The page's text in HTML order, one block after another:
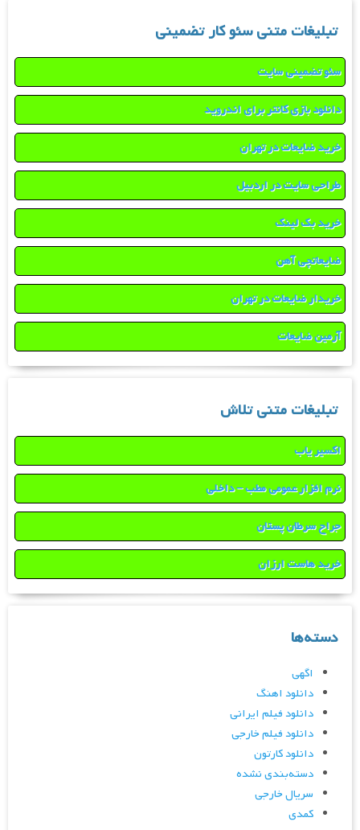
تبلیغات متنی سئو کار تضمینی
سئو تضمینی سایت
دانلود بازی کانتر برای اندروید
خرید ضایعات در تهران
طراحی سایت در اردبیل
خرید بک لینک
ضایعاتچی آهن
خریدار ضایعات در تهران
آرمین ضایعات
تبلیغات متنی تلاش
اکسیر یاب
نرم افزار عمومی مطب – داخلی
جراح سرطان پستان
خرید هاست ارزان
دسته‌ها
اگهی
دانلود اهنگ
دانلود فیلم ایرانی
دانلود فیلم خارجی
دانلود کارتون
دسته‌بندی نشده
سریال خارجی
کمدی